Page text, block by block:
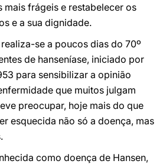
mais frágeis e restabelecer os
e a sua dignidade.
se a poucos dias do 70º
de hanseníase, iniciado por
para sensibilizar a opinião
que muitos julgam
preocupar, hoje mais do que
esquecida não só a doença, mas
como doença de Hansen,